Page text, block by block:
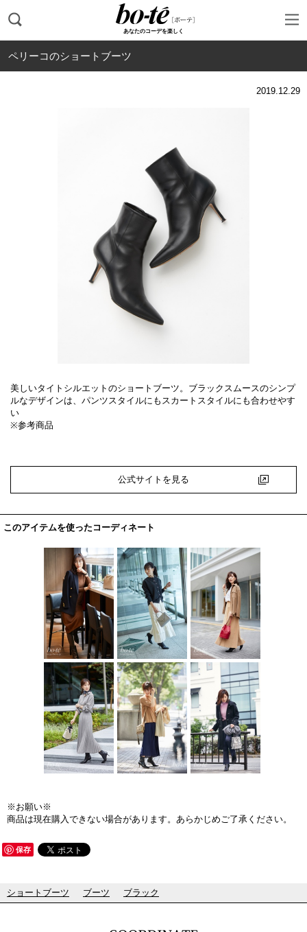
あなたのコーデを楽しく
ペリーコのショートブーツ
2019.12.29
美しいタイトシルエットのショートブーツ。ブラックスムースのシンプ
ルなデザインは、パンツスタイルにもスカートスタイルにも合わせやす
い
※参考商品
公式サイトを見る
このアイテムを使ったコーディネート
※お願い※
商品は現在購入できない場合があります。あらかじめご了承ください。
保存
ショートブーツ ブーツ ブラック